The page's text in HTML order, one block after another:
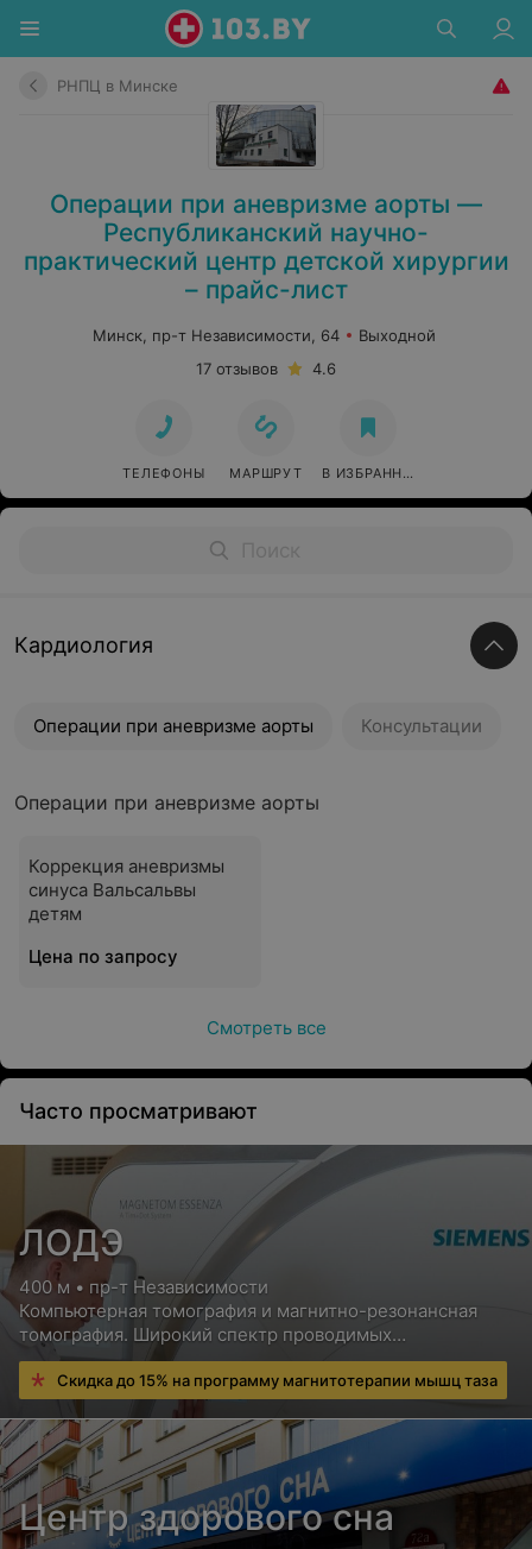
РНПЦ в Минске
Операции при аневризме аорты —
Республиканский научно-
практический центр детской хирургии
– прайс-лист
Минск, пр-т Независимости, 64
Выходной
17 отзывов
4.6
ТЕЛЕФОНЫ МАРШРУТ В ИЗБРАННОЕ
Кардиология
Операции при аневризме аорты Консультации
Операции при аневризме аорты
Коррекция аневризмы
синуса Вальсальвы
детям
Цена по запросу
Смотреть все
Часто просматривают
ЛОДЭ
400 м • пр-т Независимости
Компьютерная томография и магнитно-резонансная
томография. Широкий спектр проводимых
исследований. Аппараты нового поколения
Скидка до 15% на программу магнитотерапии мышц таза
Центр здорового сна